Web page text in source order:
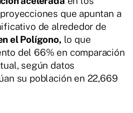
que apuntan a
de alrededor de
el Polígono, lo que
del 66% en comparación
según datos
su población en 22,669